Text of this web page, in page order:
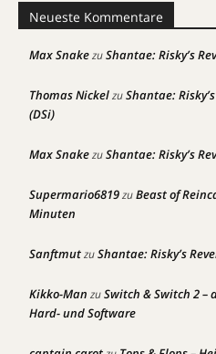
Neueste Kommentare
Max SnakezuShantae: Risky’s
Thomas NickelzuShantae:
(DSi)
Max SnakezuShantae: Risky’s
Supermario6819zuBeast of
Minuten
SanftmutzuShantae: Risky’s
Kikko-Man zuSwitch & Switch 2 –
Hard- und Software